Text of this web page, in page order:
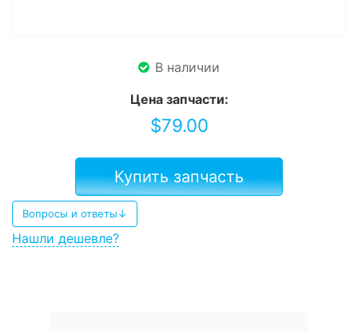
В наличии
Цена запчасти:
$79.00
Купить запчасть
Вопросы и ответы↓
Нашли дешевле?